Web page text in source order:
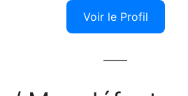
Voir le Profil
——